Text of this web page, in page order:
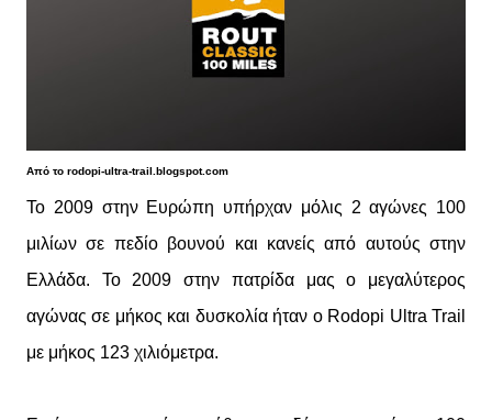
Από το rodopi-ultra-trail.blogspot.com
To 2009 στην Ευρώπη υπήρχαν μόλις 2 αγώνες 100
μιλίων σε πεδίο βουνού και κανείς από αυτούς στην
Ελλάδα. Το 2009 στην πατρίδα μας ο μεγαλύτερος
αγώνας σε μήκος και δυσκολία ήταν ο Rodopi Ultra Trail
με μήκος 123 χιλιόμετρα.